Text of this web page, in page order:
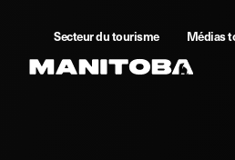
Secteur du tourisme Médias